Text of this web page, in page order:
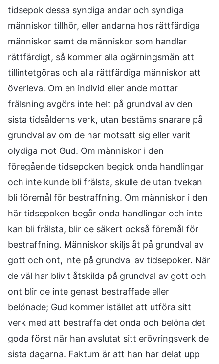
tidsepok dessa syndiga andar och syndiga
människor tillhör, eller andarna hos rättfärdiga
människor samt de människor som handlar
rättfärdigt, så kommer alla ogärningsmän att
tillintetgöras och alla rättfärdiga människor att
överleva. Om en individ eller ande mottar
frälsning avgörs inte helt på grundval av den
sista tidsålderns verk, utan bestäms snarare på
grundval av om de har motsatt sig eller varit
olydiga mot Gud. Om människor i den
föregående tidsepoken begick onda handlingar
och inte kunde bli frälsta, skulle de utan tvekan
bli föremål för bestraffning. Om människor i den
här tidsepoken begår onda handlingar och inte
kan bli frälsta, blir de säkert också föremål för
bestraffning. Människor skiljs åt på grundval av
gott och ont, inte på grundval av tidsepoker. När
de väl har blivit åtskilda på grundval av gott och
ont blir de inte genast bestraffade eller
belönade; Gud kommer istället att utföra sitt
verk med att bestraffa det onda och belöna det
goda först när han avslutat sitt erövringsverk de
sista dagarna. Faktum är att han har delat upp